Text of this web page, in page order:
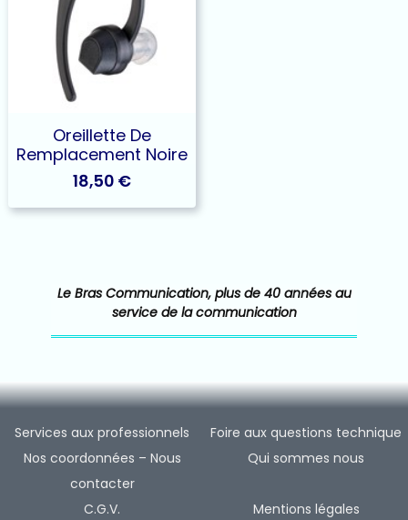
Oreillette De
Remplacement Noire
18,50 €
Le Bras Communication, plus de 40 années au
service de la communication
Services aux professionnels
Foire aux questions technique
Nos coordonnées – Nous
contacter
Qui sommes nous
C.G.V. Mentions légales